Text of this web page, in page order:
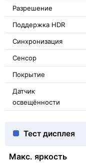
Разрешение
Поддержка HDR
Синхронизация
Сенсор
Покрытие
Датчик
освещённости
Тест дисплея
Макс. яркость